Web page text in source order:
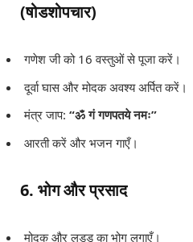
(षोडशोपचार)
गणेश जी को 16 वस्तुओं से पूजा करें।
दूर्वा घास और मोदक अवश्य अर्पित करें।
मंत्र जाप: “ॐ गं गणपतये नमः”
आरती करें और भजन गाएँ।
6. भोग और प्रसाद
मोदक और लड्डू का भोग लगाएँ।